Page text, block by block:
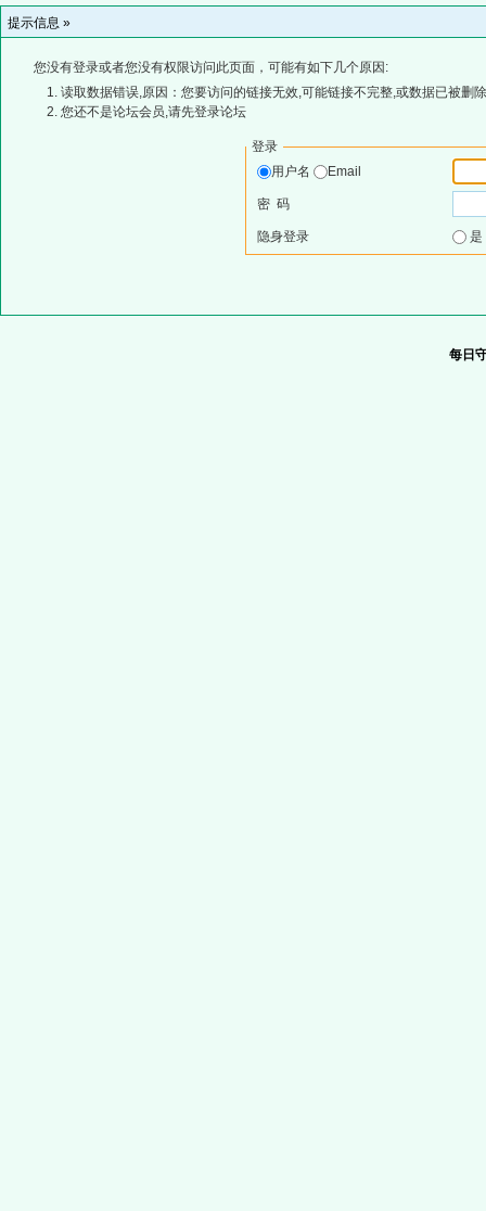
提示信息 »
您没有登录或者您没有权限访问此页面，可能有如下几个原因:
读取数据错误,原因：您要访问的链接无效,可能链接不完整,或数据已被删
您还不是论坛会员,请先登录论坛
登录
用户名
Email
密 码
隐身登录
每日